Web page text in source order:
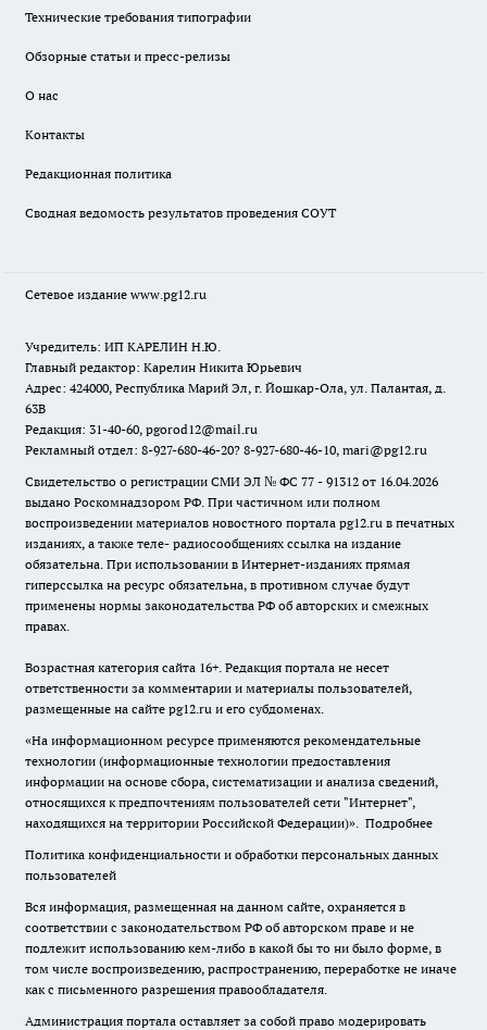
Технические требования типографии
Обзорные статьи и пресс-релизы
О нас
Контакты
Редакционная политика
Сводная ведомость результатов проведения СОУТ
Сетевое издание www.pg12.ru
Учредитель: ИП КАРЕЛИН Н.Ю.
Главный редактор: Карелин Никита Юрьевич
Адрес: 424000, Республика Марий Эл, г. Йошкар-Ола, ул. Палантая, д.
63В
Редакция: 31-40-60, pgorod12@mail.ru
Рекламный отдел: 8-927-680-46-20? 8-927-680-46-10, mari@pg12.ru
Свидетельство о регистрации СМИ ЭЛ № ФС 77 - 91312 от 16.04.2026
выдано Роскомнадзором РФ. При частичном или полном
воспроизведении материалов новостного портала pg12.ru в печатных
изданиях, а также теле- радиосообщениях ссылка на издание
обязательна. При использовании в Интернет-изданиях прямая
гиперссылка на ресурс обязательна, в противном случае будут
применены нормы законодательства РФ об авторских и смежных
правах.
Возрастная категория сайта 16+. Редакция портала не несет
ответственности за комментарии и материалы пользователей,
размещенные на сайте pg12.ru и его субдоменах.
«На информационном ресурсе применяются рекомендательные
технологии (информационные технологии предоставления
информации на основе сбора, систематизации и анализа сведений,
относящихся к предпочтениям пользователей сети "Интернет",
находящихся на территории Российской Федерации)». Подробнее
Политика конфиденциальности и обработки персональных данных
пользователей
Вся информация, размещенная на данном сайте, охраняется в
соответствии с законодательством РФ об авторском праве и не
подлежит использованию кем-либо в какой бы то ни было форме, в
том числе воспроизведению, распространению, переработке не иначе
как с письменного разрешения правообладателя.
Администрация портала оставляет за собой право модерировать